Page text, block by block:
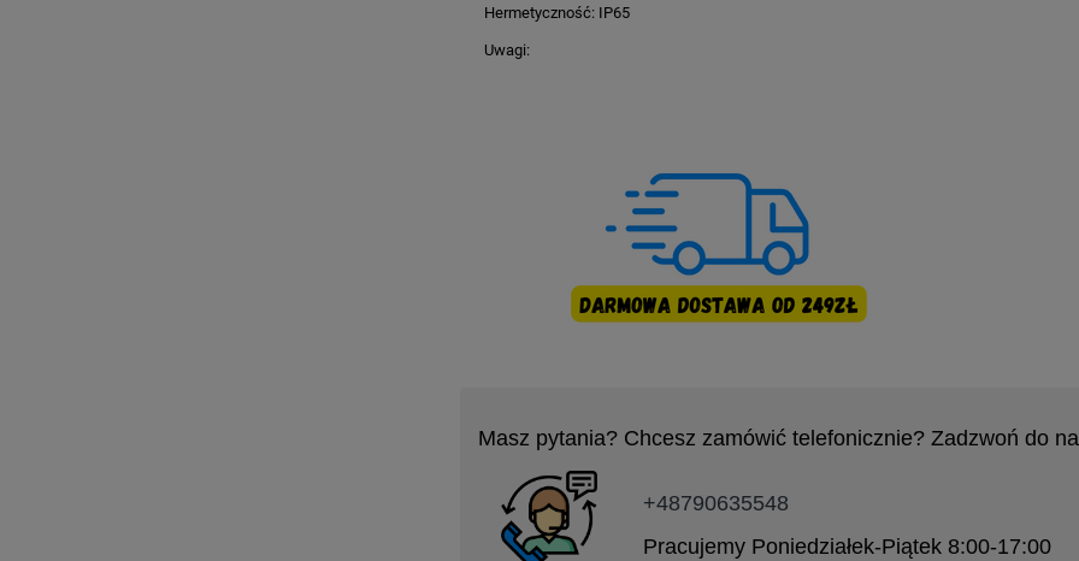
Hermetyczność: IP65
Uwagi:
Masz pytania? Chcesz zamówić telefonicznie? Zadzwoń do
+48790635548
Pracujemy Poniedziałek-Piątek 8:00-17:00